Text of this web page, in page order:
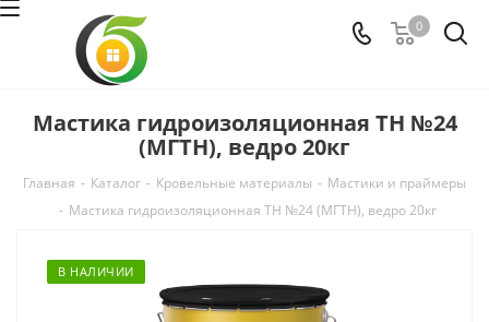
0
Мастика гидроизоляционная ТН №24
(МГТН), ведро 20кг
Главная - Каталог - Кровельные материалы - Мастики и праймеры
- Мастика гидроизоляционная ТН №24 (МГТН), ведро 20кг
В НАЛИЧИИ